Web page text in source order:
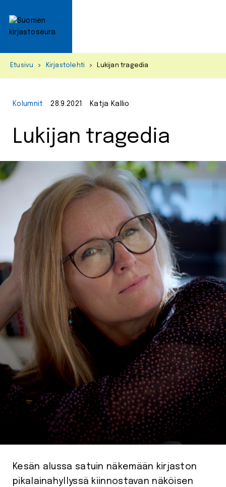
Etusivu > Kirjastolehti > Lukijan tragedia
Kolumnit 28.9.2021 Katja Kallio
Lukijan tragedia
Kesän alussa satuin näkemään kirjaston
pikalainahyllyssä kiinnostavan näköisen